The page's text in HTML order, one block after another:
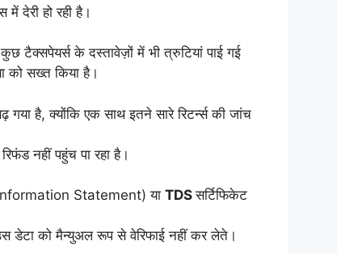
देरी हो रही है।
टैक्सपेयर्स के दस्तावेज़ों में भी त्रुटियां पाई गई
को सख्त किया है।
है, क्योंकि एक साथ इतने सारे रिटर्न्स की जांच
नहीं पहुंच पा रहा है।
Statement) या TDSसर्टिफिकेट
डेटा को मैन्युअल रूप से वेरिफाई नहीं कर लेते।